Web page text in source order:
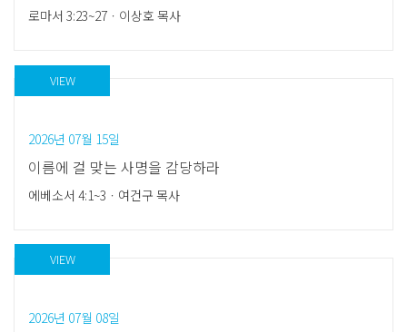
로마서 3:23~27 ㆍ 이상호 목사
VIEW
2026년 07월 15일
이름에 걸 맞는 사명을 감당하라
에베소서 4:1~3 ㆍ 여건구 목사
VIEW
2026년 07월 08일